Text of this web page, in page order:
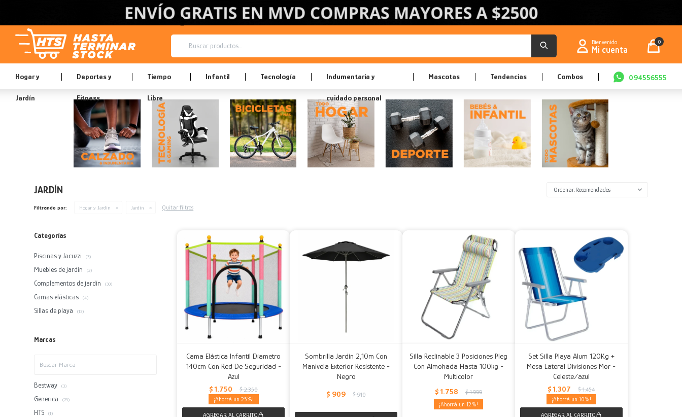
Hogar y
Jardín
Deportes y
Fitness
Tiempo
Libre
Infantil Tecnología Indumentaria y
cuidado personal
Mascotas Tendencias Combos 094556555
0
JARDÍN Recomendados
Filtrando por: Hogar y Jardín Jardín Quitar filtros
Cama Elástica Infantil Diametro
140cm Con Red De Seguridad -
Azul
$ 1.750 $ 2.350
25
Sombrilla Jardín 2,10m Con
Manivela Exterior Resistente -
Negro
$ 909 $ 910
Silla Reclinable 3 Posiciones Pleg
Con Almohada Hasta 100kg -
Multicolor
$ 1.758 $ 1.999
12
Set Silla Playa Alum 120Kg +
Mesa Lateral Divisiones Mor -
Celeste/azul
$ 1.307 $ 1.454
10
Categorías
Piscinas y Jacuzzi (3)
Muebles de jardín (2)
Complementos de jardín (30)
Camas elásticas (4)
Sillas de playa (13)
Marcas
Bestway (3)
Generica (25)
HTS (1)